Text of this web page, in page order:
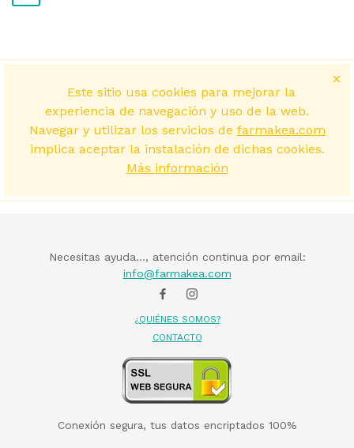
Este sitio usa cookies para mejorar la
experiencia de navegación y uso de la web.
Navegar y utilizar los servicios de farmakea.com
implica aceptar la instalación de dichas cookies.
Más información
Necesitas ayuda..., atención continua por email:
info@farmakea.com
¿QUIÉNES SOMOS?
CONTACTO
Conexión segura, tus datos encriptados 100%